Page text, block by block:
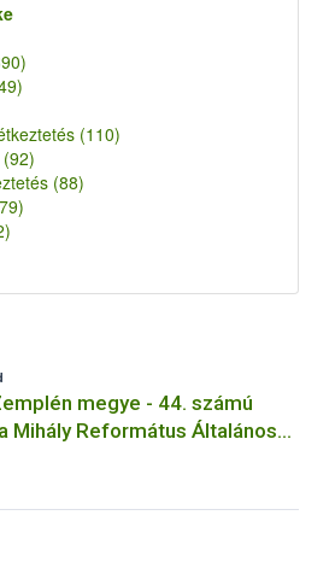
(110)
(92)
(88)
megye - 44. számú
Mihály Református Általános
- Kazinczbarcika